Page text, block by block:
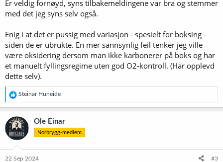
:
Er veldig fornøyd, syns tilbakemeldingene var bra og stemmer
med det jeg syns selv også.
Enig i at det er pussig med variasjon - spesielt for boksing -
siden de er ubrukte. En mer sannsynlig feil tenker jeg ville
være oksidering dersom man ikke karbonerer på boks og har
et manuelt fyllingsregime uten god O2-kontroll. (Har opplevd
dette selv).
R
e
a
k
s
j
o
e
Steinar Huneide
Ole Einar
Norbrygg-medlem
22 Sep 2024 #3